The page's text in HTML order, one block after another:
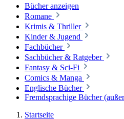
Bücher anzeigen
Romane
Krimis & Thriller
Kinder & Jugend
Fachbücher
Sachbücher & Ratgeber
Fantasy & Sci-Fi
Comics & Manga
Englische Bücher
Fremdsprachige Bücher
Startseite